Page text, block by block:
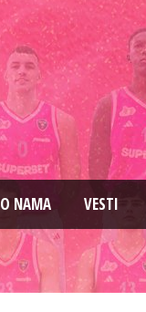
O NAMA VESTI